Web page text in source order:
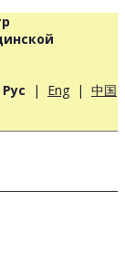
Рус | Eng | 中国